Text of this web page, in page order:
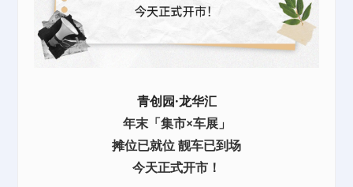
青创园·龙华汇
年末「集市×车展」
摊位已就位 靓车已到场
今天正式开市！